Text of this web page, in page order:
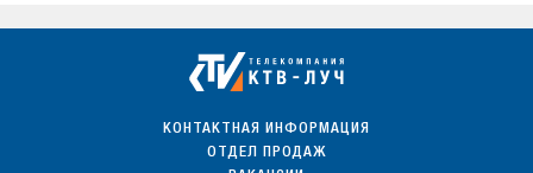
КОНТАКТНАЯ ИНФОРМАЦИЯ
ОТДЕЛ ПРОДАЖ